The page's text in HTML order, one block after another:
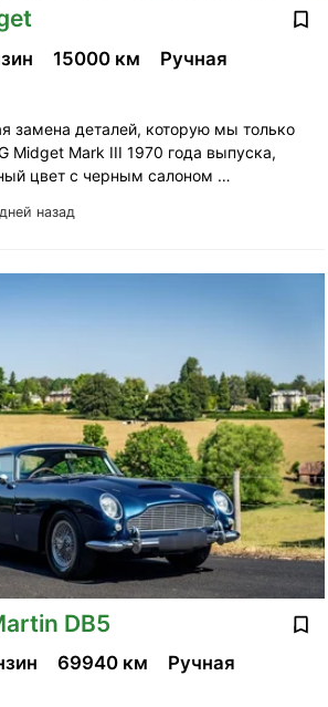
назад
15000 км
Ручная
замена деталей, которую мы только
Midget Mark III 1970 года выпуска,
цвет с черным салоном …
DB5
69940 км
Ручная